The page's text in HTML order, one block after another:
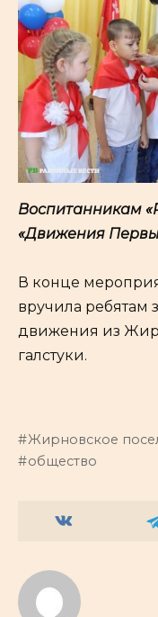
Воспитанникам
«Движения
В конце
вручила ребятам
движения из
галстуки.
Жирновское
общество